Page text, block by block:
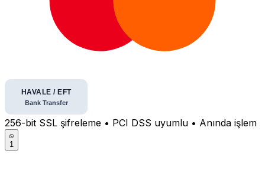
256-bit SSL şifreleme • PCI DSS uyumlu • Anında işlem
1